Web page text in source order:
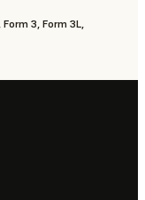
3, Form 3L,